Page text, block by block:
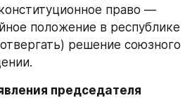
право —
положение в республике
решение союзного
председателя